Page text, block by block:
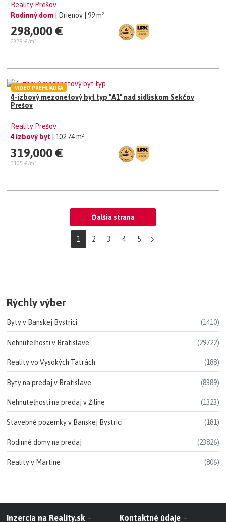
Reality Prešov
Rodinný dom
| Drienov | 99 m²
298,000 €
2879 €/m²
4-izbový mezonetový byt typ "A1" nad sídliskom Sekčov
Prešov
Reality Prešov
4 izbový byt
| 102.74 m²
319,000 €
3105 €/m²
VIDEO PREHLIADKA
Ďalšia strana
1 2 3 4 5
Rýchly výber
Byty v Banskej Bystrici (1410)
Nehnuteľnosti v Bratislave (29722)
Reality vo Vysokých Tatrách (188)
Byty na predaj v Bratislave (8389)
Nehnuteľností na predaj v Žiline (1323)
Stavebné pozemky v Banskej Bystrici (181)
Rodinné domy na predaj (23826)
Reality v Martine (806)
Inzercia na Reality.sk Kontaktné údaje